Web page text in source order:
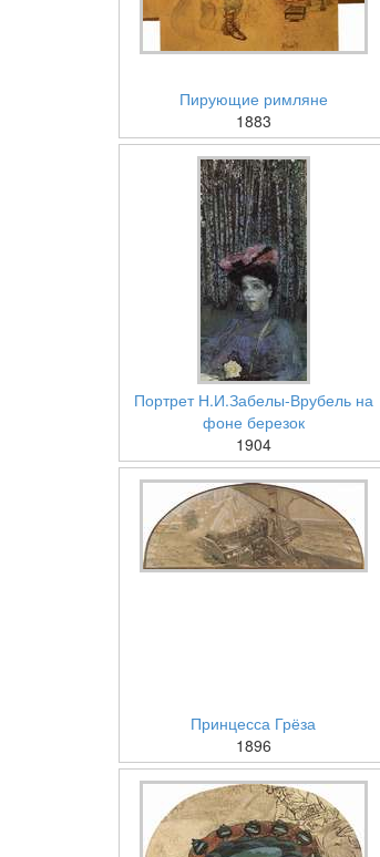
Пирующие римляне
1883
Портрет Н.И.Забелы-Врубель на
фоне березок
1904
Принцесса Грёза
1896